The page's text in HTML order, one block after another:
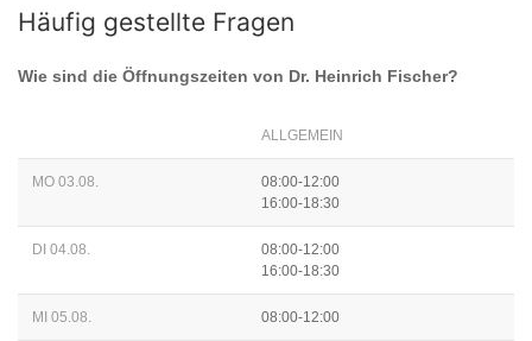
Häufig gestellte Fragen
Wie sind die Öffnungszeiten von Dr. Heinrich Fischer?
ALLGEMEIN
MO 03.08.
08:00-12:00
16:00-18:30
DI 04.08.
08:00-12:00
16:00-18:30
MI 05.08. 08:00-12:00